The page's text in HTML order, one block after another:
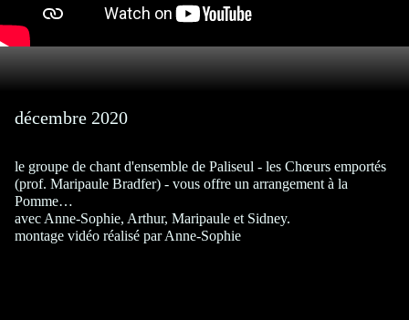
décembre 2020
le groupe de chant d'ensemble de Paliseul - les Chœurs emportés
(prof. Maripaule Bradfer) - vous offre un arrangement à la
Pomme…
avec Anne-Sophie, Arthur, Maripaule et Sidney.
montage vidéo réalisé par Anne-Sophie